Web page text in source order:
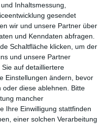
Inhaltsmessung,
gesendet
wir und unsere 1538 Partner
und Kenndaten
Schaltfläche
durch uns und unsere
Sie auf detailliertere
Einstellungen ändern, bevor
diese ablehnen.
Bitte
mancher
Ihre Einwilligung stattfinden
einer solchen Verarbeitung
ein wachsames Auge
mit einem
Bärenmädchen. Dann wird
von den Menschen verletzt
die beiden. Der Inhalt wird
GmbH, Lochhamer Str. 9,
Joseph Campanella, Tôru